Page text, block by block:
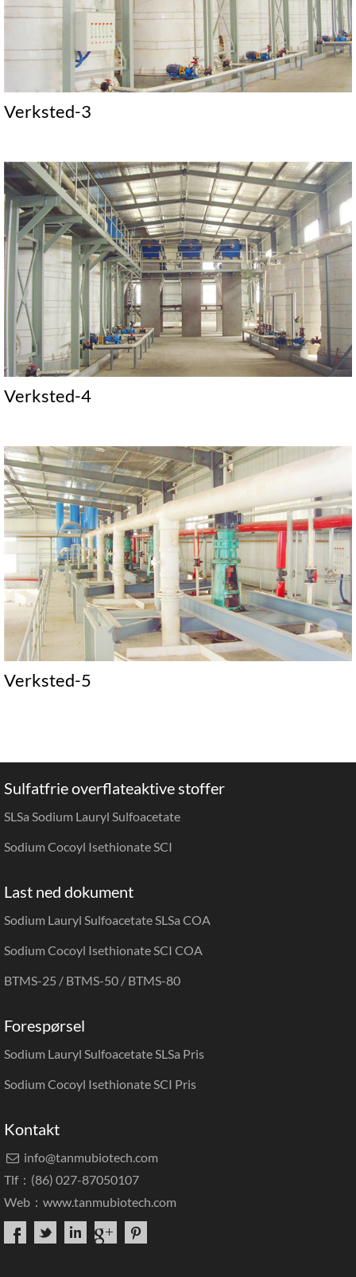
Verksted-3
Verksted-4
Verksted-5
Sulfatfrie overflateaktive stoffer
SLSa Sodium Lauryl Sulfoacetate
Sodium Cocoyl Isethionate SCI
Last ned dokument
Sodium Lauryl Sulfoacetate SLSa COA
Sodium Cocoyl Isethionate SCI COA
BTMS-25 / BTMS-50 / BTMS-80
Forespørsel
Sodium Lauryl Sulfoacetate SLSa Pris
Sodium Cocoyl Isethionate SCI Pris
Kontakt
 info@tanmubiotech.com
Tlf：(86) 027-87050107
Web： www.tanmubiotech.com